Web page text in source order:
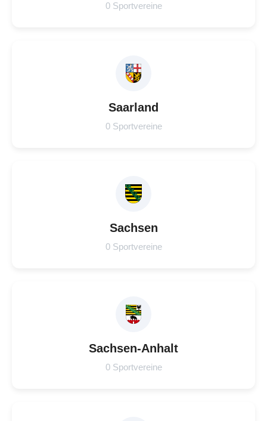
0 Sportvereine
Saarland
0 Sportvereine
Sachsen
0 Sportvereine
Sachsen-Anhalt
0 Sportvereine